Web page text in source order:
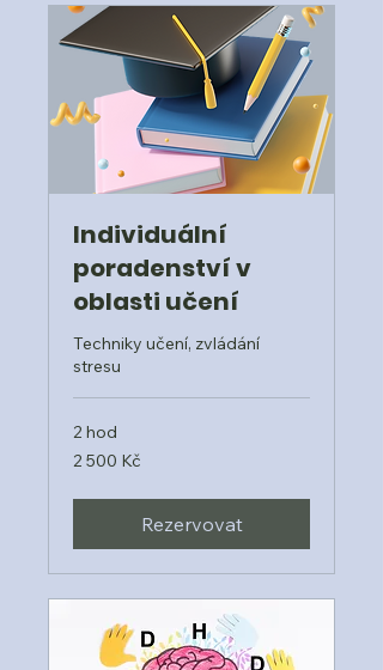
Individuální
poradenství v
oblasti učení
Techniky učení, zvládání
stresu
2 hod
2 500
českých
2 500 Kč
Rezervovat